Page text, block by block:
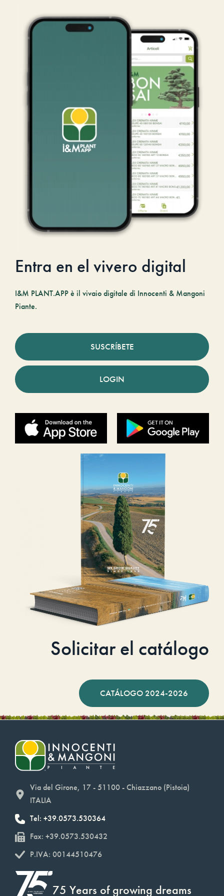
Entra en el vivero digital
I&M PLANT.APP è il vivaio digitale di Innocenti & Mangoni
Piante.
SUSCRÍBETE
LOGIN
Solicitar el catálogo
CATÁLOGO 2024-2026
Via del Girone, 17 - 51100 - Chiazzano (Pistoia)
ITALIA
Tel: +39.0573.530364
Fax: +39.0573.530432
P.IVA: 00144510476
75 Years of growing dreams